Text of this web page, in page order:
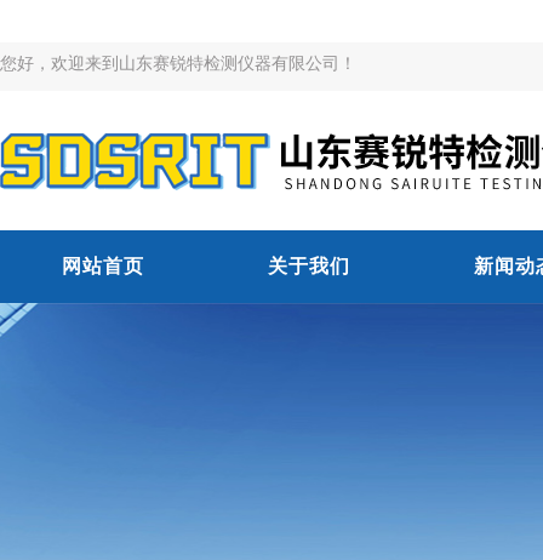
您好，欢迎来到山东赛锐特检测仪器有限公司！
网站首页 关于我们 新闻动